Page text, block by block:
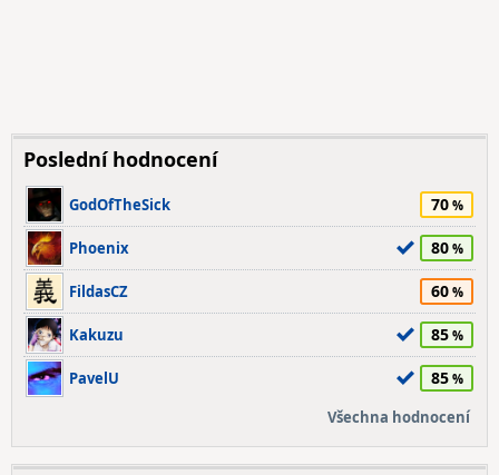
Poslední hodnocení
GodOfTheSick 70
Phoenix 80
FildasCZ 60
Kakuzu 85
PavelU 85
Všechna hodnocení